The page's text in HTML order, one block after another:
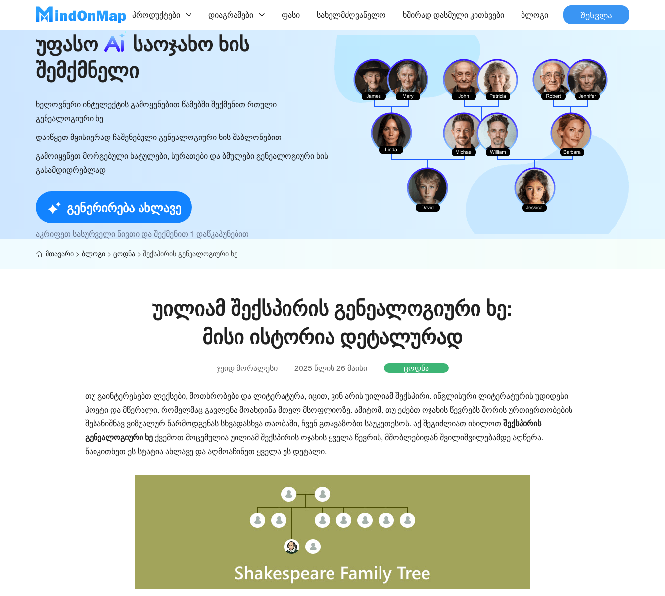
პროდუქტები დიაგრამები ფასი სახელმძღვანელო ხშირად დასმული კითხვები ბლოგი Შესვლა
უფასო
საოჯახო ხის
შემქმნელი
ხელოვნური ინტელექტის გამოყენებით წამებში შექმენით რთული
გენეალოგიური ხე
დაიწყეთ მყისიერად ჩაშენებული გენეალოგიური ხის შაბლონებით
გამოიყენეთ მორგებული ხატულები, სურათები და ბმულები გენეალოგიური ხის
გასამდიდრებლად
გენერირება ახლავე
აკრიფეთ სასურველი ნივთი და შექმენით 1 დაწკაპუნებით
მთავარი > ბლოგი > ცოდნა > შექსპირის გენეალოგიური ხე
უილიამ შექსპირის გენეალოგიური ხე:
მისი ისტორია დეტალურად
ჯეიდ მორალესი 2025 წლის 26 მაისი ცოდნა
თუ გაინტერესებთ ლექსები, მოთხრობები და ლიტერატურა, იცით, ვინ არის უილიამ შექსპირი. ინგლისური ლიტერატურის უდიდესი
პოეტი და მწერალი, რომელმაც გავლენა მოახდინა მთელ მსოფლიოზე. ამიტომ, თუ ეძებთ ოჯახის წევრებს შორის ურთიერთობების
შესანიშნავ ვიზუალურ წარმოდგენას სხვადასხვა თაობაში, ჩვენ გთავაზობთ საუკეთესოს. აქ შეგიძლიათ იხილოთ შექსპირის
გენეალოგიური ხე ქვემოთ მოცემულია უილიამ შექსპირის ოჯახის ყველა წევრის, მშობლებიდან შვილიშვილებამდე აღწერა.
წაიკითხეთ ეს სტატია ახლავე და აღმოაჩინეთ ყველა ეს დეტალი.